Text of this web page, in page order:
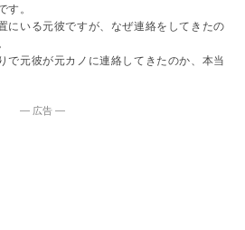
す。
にいる元彼ですが、なぜ連絡をしてきたの
で元彼が元カノに連絡してきたのか、本当
― 広告 ―